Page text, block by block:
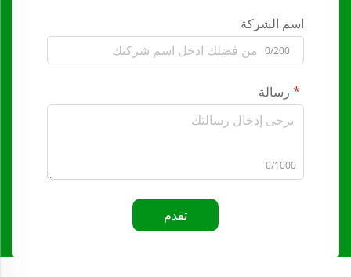
اسم الشركة
0/200
رسالة
0/1000
تقدم